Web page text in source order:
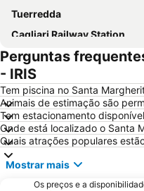
Tuerredda
Cagliari Railway Station
Calamosca
Poetto
Baia di Chia
Carlo Felice
Interior Desing Saloon
Spiaggia Campulongu
Perguntas
- IRIS
Tem piscina no Santa
Animais de estimação são
Tem estacionamento
Onde está localizado o Santa
Quais atrações populares
Mostrar mais
Os preços e a